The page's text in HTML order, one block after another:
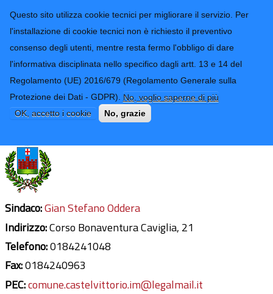
Questo sito utilizza cookie tecnici per migliorare il servizio. Per
l'installazione di cookie tecnici non è richiesto il preventivo
consenso degli utenti, mentre resta fermo l'obbligo di dare
l'informativa disciplinata nello specifico dagli artt. 13 e 14 del
Regolamento (UE) 2016/679 (Regolamento Generale sulla
Protezione dei Dati - GDPR). No, voglio saperne di più
OK, accetto i cookie
No, grazie
Provincia di
Imperia
CONTATTI-URP
TRASPARENZA
Form di ricerca
Castelvittorio
Ultimo aggiornamento: 15/01/2020 - 12:34
Sindaco:Gian Stefano Oddera
Indirizzo:Corso Bonaventura Caviglia, 21
Telefono:0184241048
Fax:0184240963
PEC:comune.castelvittorio.im@legalmail.it